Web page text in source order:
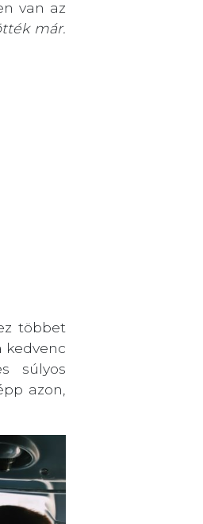
van az
már.
többet
kedvenc
súlyos
azon,